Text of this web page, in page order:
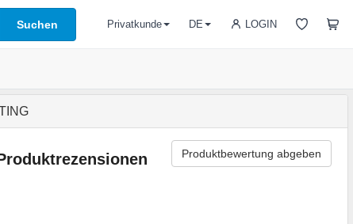
Suchen LOGIN
Privatkunde DE
Produktbewertung abgeben